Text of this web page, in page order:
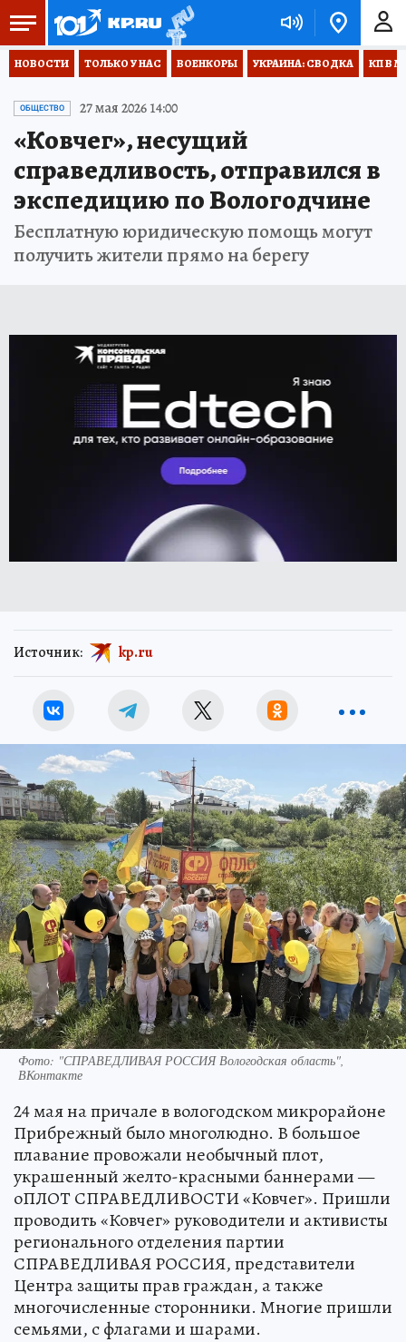
НОВОСТИ ТОЛЬКО У НАС ВОЕНКОРЫ УКРАИНА: СВОДКА КП В
ОБЩЕСТВО 27 мая 2026 14:00
«Ковчег», несущий
справедливость, отправился в
экспедицию по Вологодчине
Бесплатную юридическую помощь могут
получить жители прямо на берегу
Источник: kp.ru
Фото: "СПРАВЕДЛИВАЯ РОССИЯ Вологодская область",
ВКонтакте
24 мая на причале в вологодском микрорайоне
Прибрежный было многолюдно. В большое
плавание провожали необычный плот,
украшенный желто-красными баннерами —
оПЛОТ СПРАВЕДЛИВОСТИ «Ковчег». Пришли
проводить «Ковчег» руководители и активисты
регионального отделения партии
СПРАВЕДЛИВАЯ РОССИЯ, представители
Центра защиты прав граждан, а также
многочисленные сторонники. Многие пришли
семьями, с флагами и шарами.